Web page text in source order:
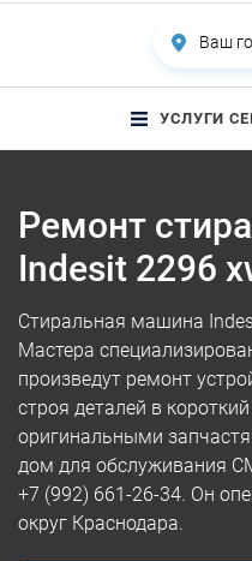
Ваш
УСЛУГИ
Ремонт
Indesit 2296
Стиральная машина
Мастера
произведут ремонт
строя деталей в
оригинальными
дом для обслуживания
+7 (992) 661-26-34. Он
округ Краснодара.